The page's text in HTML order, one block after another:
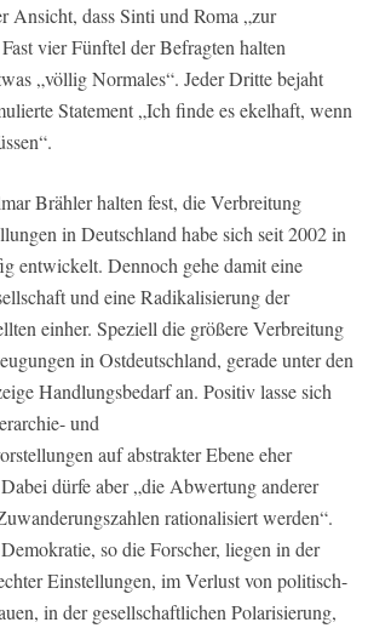
Ansicht, dass Sinti und Roma „zur
vier Fünftel der Befragten halten
„völlig Normales“. Jeder Dritte bejaht
Statement „Ich finde es ekelhaft, wenn
Brähler halten fest, die Verbreitung
in Deutschland habe sich seit 2002 in
entwickelt. Dennoch gehe damit eine
und eine Radikalisierung der
einher. Speziell die größere Verbreitung
in Ostdeutschland, gerade unter den
Handlungsbedarf an. Positiv lasse sich
und
auf abstrakter Ebene eher
dürfe aber „die Abwertung anderer
rationalisiert werden“.
so die Forscher, liegen in der
Einstellungen, im Verlust von politisch-
in der gesellschaftlichen Polarisierung,